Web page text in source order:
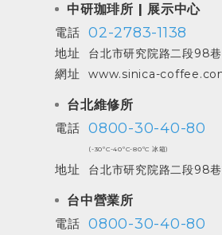
中研珈琲所 | 展示中心
電話 02-2783-1138
地址 台北市研究院路二段98
網址 www.sinica-
台北維修所
電話 0800-30-40-80
(-30ºC-40ºC-80ºC 冰箱)
地址 台北市研究院路二段98
台中營業所
電話 0800-30-40-80